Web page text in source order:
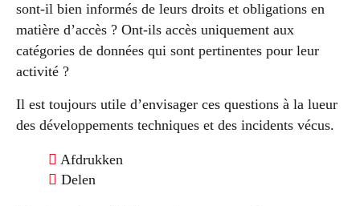
sont-il bien informés de leurs droits et obligations en
matière d’accès ? Ont-ils accès uniquement aux
catégories de données qui sont pertinentes pour leur
activité ?
Il est toujours utile d’envisager ces questions à la lueur
des développements techniques et des incidents vécus.
Afdrukken
Delen